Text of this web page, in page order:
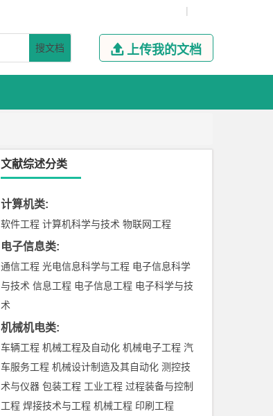
|
搜文档  上传我的文档
文献综述分类
计算机类:
软件工程 计算机科学与技术 物联网工程
电子信息类:
通信工程 光电信息科学与工程 电子信息科学
与技术 信息工程 电子信息工程 电子科学与技
术
机械机电类:
车辆工程 机械工程及自动化 机械电子工程 汽
车服务工程 机械设计制造及其自动化 测控技
术与仪器 包装工程 工业工程 过程装备与控制
工程 焊接技术与工程 机械工程 印刷工程